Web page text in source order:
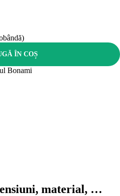
ÎN COȘ
Bonami
material, …